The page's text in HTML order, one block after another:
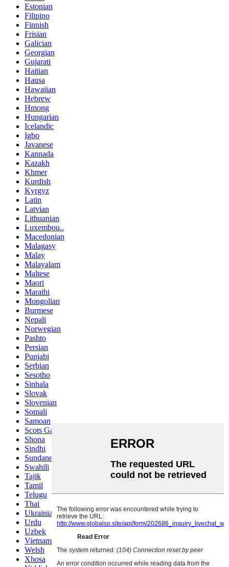
Estonian
Filipino
Finnish
Frisian
Galician
Georgian
Gujarati
Haitian
Hausa
Hawaiian
Hebrew
Hmong
Hungarian
Icelandic
Igbo
Javanese
Kannada
Kazakh
Khmer
Kurdish
Kyrgyz
Latin
Latvian
Lithuanian
Luxembou..
Macedonian
Malagasy
Malay
Malayalam
Maltese
Maori
Marathi
Mongolian
Burmese
Nepali
Norwegian
Pashto
Persian
Punjabi
Serbian
Sesotho
Sinhala
Slovak
Slovenian
Somali
Samoan
Scots Gaelic
Shona
Sindhi
Sundanese
Swahili
Tajik
Tamil
Telugu
Thai
Ukrainian
Urdu
Uzbek
Vietnamese
Welsh
Xhosa